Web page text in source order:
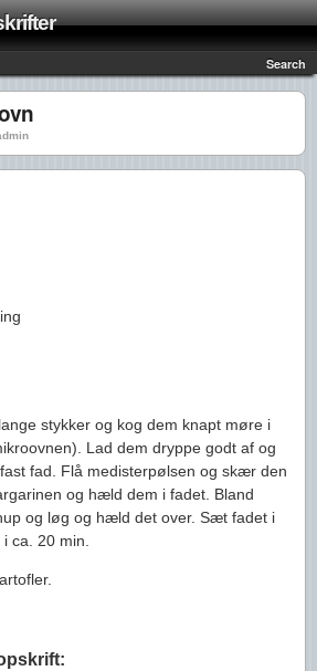
Search
stykker og kog dem knapt møre i
Lad dem dryppe godt af og
fad. Flå medisterpølsen og skær den
og hæld dem i fadet. Bland
og løg og hæld det over. Sæt fadet i
ca. 20 min.